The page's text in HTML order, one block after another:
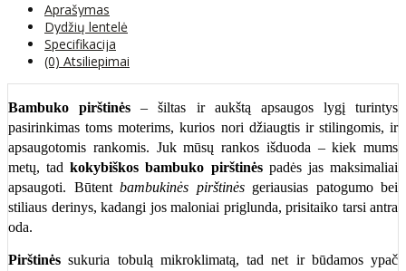
Aprašymas
Dydžių lentelė
Specifikacija
(0) Atsiliepimai
Bambuko pirštinės – šiltas ir aukštą apsaugos lygį turintys
pasirinkimas toms moterims, kurios nori džiaugtis ir stilingomis, ir
apsaugotomis rankomis. Juk mūsų rankos išduoda – kiek mums
metų, tadkokybiškos bambuko pirštinėspadės jas maksimaliai
apsaugoti. Būtent bambukinės pirštinėsgeriausias patogumo bei
stiliaus derinys, kadangi jos maloniai priglunda, prisitaiko tarsi antra
oda.
Pirštinės sukuria tobulą mikroklimatą, tad net ir būdamos ypač